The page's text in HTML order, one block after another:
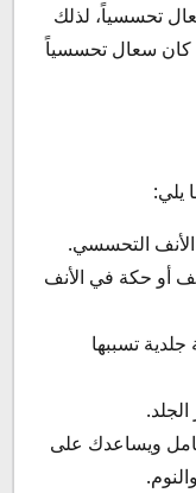
تحسسياً، لذلك
كان سعال تحسسياً
يلي:
التحسسي.
أو حكة في الأنف
تسببها
ويساعدك على